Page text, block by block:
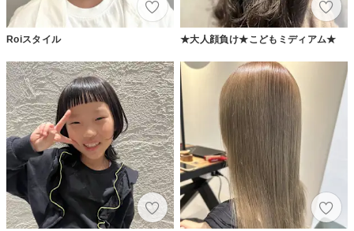
Roiスタイル ★大人顔負け★こどもミディアム★